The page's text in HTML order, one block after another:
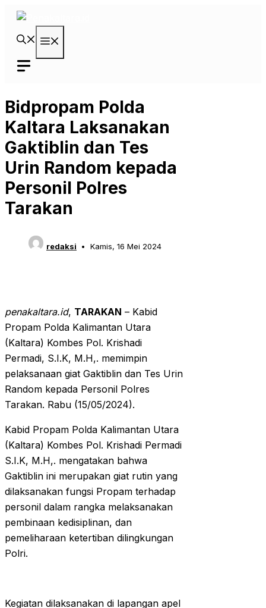
Langsung
Bidpropam Polda
Kaltara Laksanakan
Gaktiblin dan Tes
Urin Random kepada
Personil Polres
Tarakan
redaksi Kamis, 16 Mei 2024
penakaltara.id, TARAKAN – Kabid
Propam Polda Kalimantan Utara
(Kaltara) Kombes Pol. Krishadi
Permadi, S.I.K, M.H,. memimpin
pelaksanaan giat Gaktiblin dan Tes Urin
Random kepada Personil Polres
Tarakan. Rabu (15/05/2024).
Kabid Propam Polda Kalimantan Utara
(Kaltara) Kombes Pol. Krishadi Permadi
S.I.K, M.H,. mengatakan bahwa
Gaktiblin ini merupakan giat rutin yang
dilaksanakan fungsi Propam terhadap
personil dalam rangka melaksanakan
pembinaan kedisiplinan, dan
pemeliharaan ketertiban dilingkungan
Polri.
Kegiatan dilaksanakan di lapangan apel